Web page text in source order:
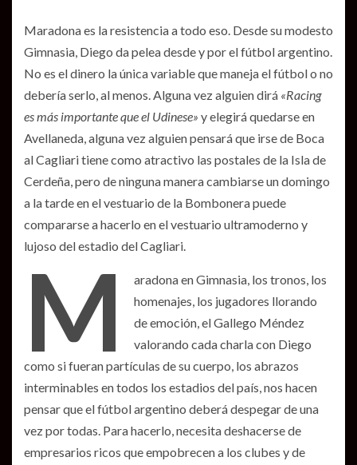
Maradona es la resistencia a todo eso. Desde su modesto
Gimnasia, Diego da pelea desde y por el fútbol argentino.
No es el dinero la única variable que maneja el fútbol o no
debería serlo, al menos. Alguna vez alguien dirá «Racing
es más importante que el Udinese» y elegirá quedarse en
Avellaneda, alguna vez alguien pensará que irse de Boca
al Cagliari tiene como atractivo las postales de la Isla de
Cerdeña, pero de ninguna manera cambiarse un domingo
a la tarde en el vestuario de la Bombonera puede
compararse a hacerlo en el vestuario ultramoderno y
lujoso del estadio del Cagliari.
M
aradona en Gimnasia, los tronos, los
homenajes, los jugadores llorando
de emoción, el Gallego Méndez
valorando cada charla con Diego
como si fueran partículas de su cuerpo, los abrazos
interminables en todos los estadios del país, nos hacen
pensar que el fútbol argentino deberá despegar de una
vez por todas. Para hacerlo, necesita deshacerse de
empresarios ricos que empobrecen a los clubes y de